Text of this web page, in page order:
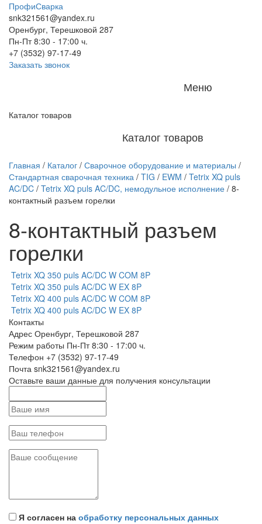
ПрофиСварка
snk321561@yandex.ru
Оренбург, Терешковой 287
Пн-Пт 8:30 - 17:00 ч.
+7 (3532) 97-17-49
Заказать звонок
Меню
Каталог товаров
Каталог товаров
Главная / Каталог / Сварочное оборудование и материалы /
Стандартная сварочная техника / TIG / EWM / Tetrix XQ puls
AC/DC / Tetrix XQ puls AC/DC, немодульное исполнение / 8-
контактный разъем горелки
8-контактный разъем
горелки
Tetrix XQ 350 puls AC/DC W COM 8P
Tetrix XQ 350 puls AC/DC W EX 8P
Tetrix XQ 400 puls AC/DC W COM 8P
Tetrix XQ 400 puls AC/DC W EX 8P
Контакты
Адрес Оренбург, Терешковой 287
Режим работы Пн-Пт 8:30 - 17:00 ч.
Телефон +7 (3532) 97-17-49
Почта snk321561@yandex.ru
Оставьте ваши данные для получения консультации
Я согласен на обработку персональных данных